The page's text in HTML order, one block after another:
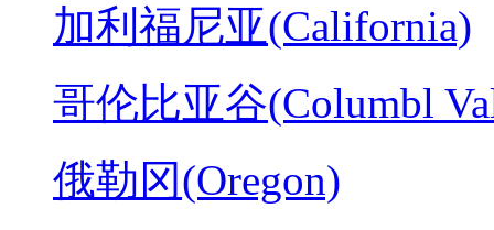
加利福尼亚(California)
哥伦比亚谷(Columbl
俄勒冈(Oregon)